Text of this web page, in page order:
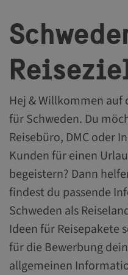
Hej & Willkommen auf
für Schweden. Du
Reisebüro, DMC oder
Kunden für einen
begeistern? Dann
findest du passende
Schweden als
Ideen für Reisepakete
für die Bewerbung
allgemeinen